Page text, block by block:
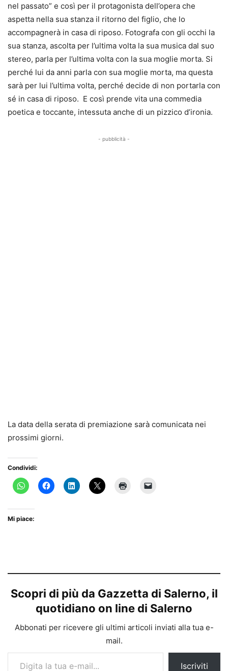
nel passato” e così per il protagonista dell’opera che
aspetta nella sua stanza il ritorno del figlio, che lo
accompagnerà in casa di riposo. Fotografa con gli occhi la
sua stanza, ascolta per l’ultima volta la sua musica dal suo
stereo, parla per l’ultima volta con la sua moglie morta. Si
perché lui da anni parla con sua moglie morta, ma questa
sarà per lui l’ultima volta, perché decide di non portarla con
sé in casa di riposo. E così prende vita una commedia
poetica e toccante, intessuta anche di un pizzico d’ironia.
- pubblicità -
La data della serata di premiazione sarà comunicata nei
prossimi giorni.
Condividi:
Mi piace:
Scopri di più da Gazzetta di Salerno, il
quotidiano on line di Salerno
Abbonati per ricevere gli ultimi articoli inviati alla tua e-
mail.
Digita la tua e-mail...
Iscriviti